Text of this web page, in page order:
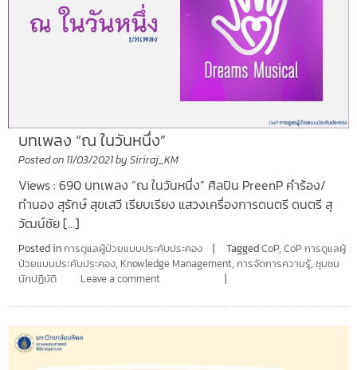
บทเพลง “ณ ในวันหนึ่ง”
Posted on 11/03/2021by Siriraj_KM
Views : 690 บทเพลง “ณ ในวันหนึ่ง” ศิลปิน PreenP คำร้อง/
ทำนอง สุรักษ์ สุขเสวี เรียบเรียง แสวงเครื่องการดนตรี ดนตรี สุ
วัฒน์ชัย […]
Posted inการดูแลผู้ป่วยแบบประคับประคอง TaggedCoP, CoP การดูแลผู้
ป่วยแบบประคับประคอง, Knowledge Management, การจัดการความรู้, ชุมชน
นักปฏิบัติ
Leave a comment